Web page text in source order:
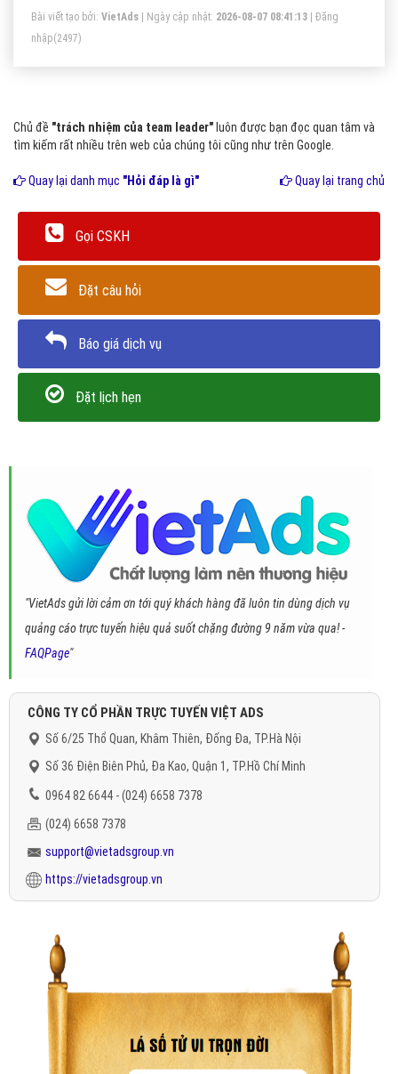
Bài viết tạo bởi: VietAds | Ngày cập nhật: 2026-08-07 08:41:13
Đăng
nhập(2497)
Chủ đề "trách nhiệm của team leader" luôn được bạn đọc quan tâm và
tìm kiếm rất nhiều trên web của chúng tôi cũng như trên Google.
Quay lại danh mục "Hỏi đáp là gì" Quay lại trang chủ
Gọi CSKH
Đặt câu hỏi
Báo giá dịch vụ
Đặt lịch hẹn
"VietAds gửi lời cảm ơn tới quý khách hàng đã luôn tin dùng dịch vụ
quảng cáo trực tuyến hiệu quả suốt chặng đường 9 năm vừa qua! -
FAQPage"
CÔNG TY CỔ PHẦN TRỰC TUYẾN VIỆT ADS
Số 6/25 Thổ Quan, Khâm Thiên, Đống Đa, TP.Hà Nội
Số 36 Điện Biên Phủ, Đa Kao, Quận 1, TP.Hồ Chí Minh
0964 82 6644 - (024) 6658 7378
(024) 6658 7378
support@vietadsgroup.vn
https://vietadsgroup.vn